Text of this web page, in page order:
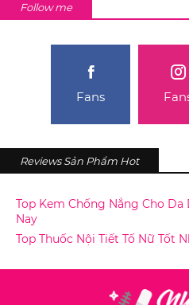
Follow me
Fans
Reviews Sản Phẩm Hot
Top Kem Chống Nắng Cho
Nay
Top Thuốc Nội Tiết Tố Nữ Tốt